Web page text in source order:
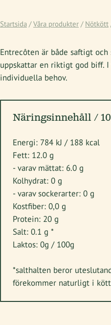
Startsida /Våra produkter / Nötkött
Entrecôten är både saftigt
uppskattar en riktigt god biff.
individuella behov.
Näringsinnehåll /
Energi: 784 kJ / 188 kcal
Fett: 12.0 g
- varav mättat: 6.0 g
Kolhydrat: 0 g
- varav sockerarter: 0 g
Kostfiber: 0,0 g
Protein: 20 g
Salt: 0.1 g *
Laktos: 0g / 100g
*salthalten beror
förekommer naturligt i